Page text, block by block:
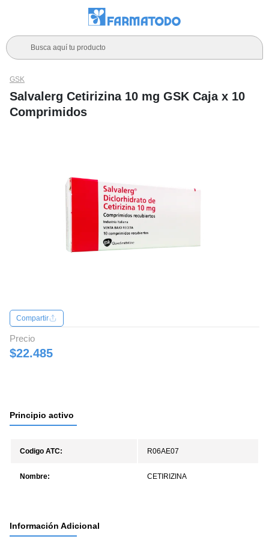
Busca aquí tu producto
GSK
Salvalerg Cetirizina 10 mg GSK Caja x 10
Comprimidos
Compartir
Precio
$22.485
Principio activo
Codigo ATC: R06AE07
Nombre: CETIRIZINA
Información Adicional